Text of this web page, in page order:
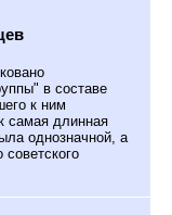
в составе
к ним
самая длинная
однозначной, а